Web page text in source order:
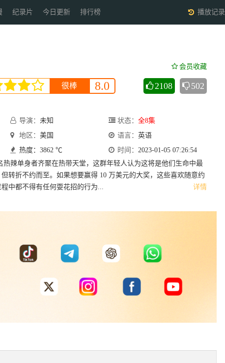
纪录片 今日更新 排行榜 播放记录
会员收藏
很棒 8.0 2108 502
导演： 未知 状态： 全8集
地区： 美国 语言： 英语
热度：3862 ℃ 时间： 2023-01-05 07:26:54
详情
热辣单身者齐聚在热带天堂，这群年轻人认为这将是他们生命中最
转折不约而至。如果想要赢得 10 万美元的大奖，这些喜欢随意约
中都不得有任何耍花招的行为...